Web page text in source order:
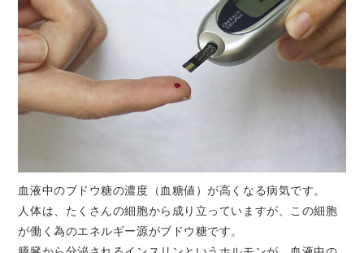
血液中のブドウ糖の濃度（血糖値）が高くなる病気です。
人体は、たくさんの細胞から成り立っていますが、この細胞
が働く為のエネルギー源がブドウ糖です。